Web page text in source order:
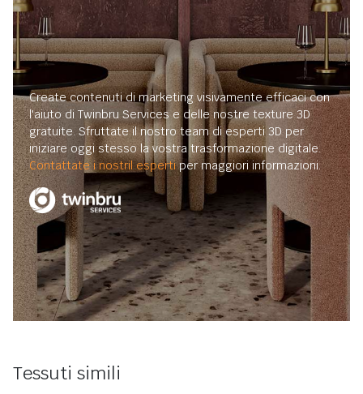
Create contenuti di marketing visivamente efficaci con
l'aiuto di Twinbru Services e delle nostre texture 3D
gratuite. Sfruttate il nostro team di esperti 3D per
iniziare oggi stesso la vostra trasformazione digitale.
Contattate i nostril espertiper maggiori informazioni.
Tessuti simili